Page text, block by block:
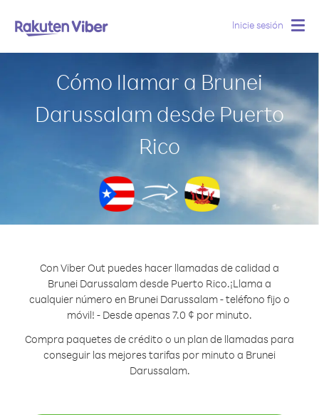
Inicie sesión
Cómo llamar a Brunei
Darussalam desde Puerto
Rico
Con Viber Out puedes hacer llamadas de calidad a
Brunei Darussalam desde Puerto Rico.¡Llama a
cualquier número en Brunei Darussalam - teléfono fijo o
móvil! - Desde apenas 7.0 ¢ por minuto.
Compra paquetes de crédito o un plan de llamadas para
conseguir las mejores tarifas por minuto a Brunei
Darussalam.